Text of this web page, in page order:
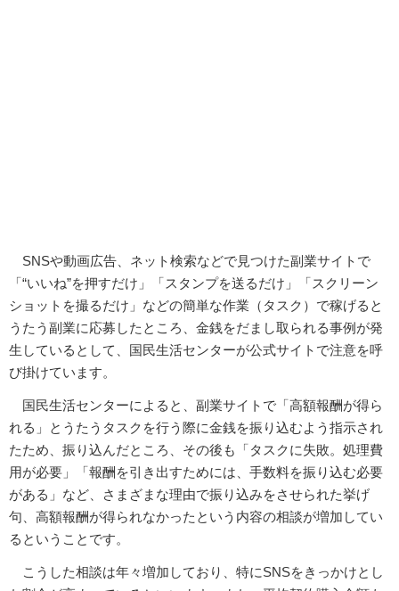
SNSや動画広告、ネット検索などで見つけた副業サイトで
「“いいね”を押すだけ」「スタンプを送るだけ」「スクリーン
ショットを撮るだけ」などの簡単な作業（タスク）で稼げると
うたう副業に応募したところ、金銭をだまし取られる事例が発
生しているとして、国民生活センターが公式サイトで注意を呼
び掛けています。
国民生活センターによると、副業サイトで「高額報酬が得ら
れる」とうたうタスクを行う際に金銭を振り込むよう指示され
たため、振り込んだところ、その後も「タスクに失敗。処理費
用が必要」「報酬を引き出すためには、手数料を振り込む必要
がある」など、さまざまな理由で振り込みをさせられた挙げ
句、高額報酬が得られなかったという内容の相談が増加してい
るということです。
こうした相談は年々増加しており、特にSNSをきっかけとし